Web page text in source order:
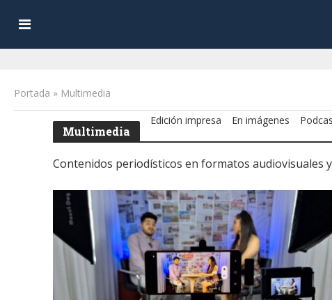
Portada » Multimedia
Multimedia
Edición impresa En imágenes
Contenidos periodísticos en formatos audiovisuales